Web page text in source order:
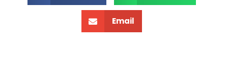
Email